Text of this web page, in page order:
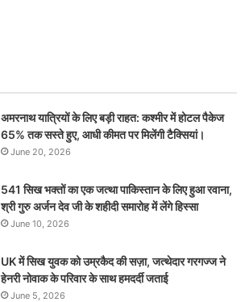
अमरनाथ यात्रियों के लिए बड़ी राहत: कश्मीर में होटल पैकेज
65% तक सस्ते हुए, आधी कीमत पर मिलेंगी टैक्सियां।
June 20, 2026
541 सिख भक्तों का एक जत्था पाकिस्तान के लिए हुआ रवाना,
श्री गुरु अर्जन देव जी के शहीदी समारोह में लेंगे हिस्सा
June 10, 2026
UK में सिख युवक को उम्रकैद की सज़ा, जत्थेदार गरगज्ज ने
हेनरी नोवाक के परिवार के साथ हमदर्दी जताई
June 5, 2026